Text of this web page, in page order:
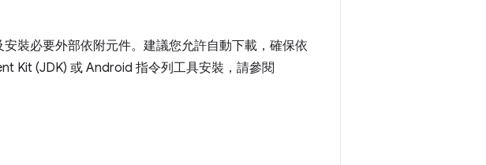
裝必要外部依附元件。建議您允許自動下載，確保依
Kit (JDK) 或 Android 指令列工具安裝，請參閱